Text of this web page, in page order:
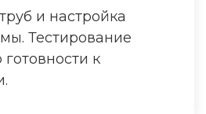
и настройка
Тестирование
готовности к